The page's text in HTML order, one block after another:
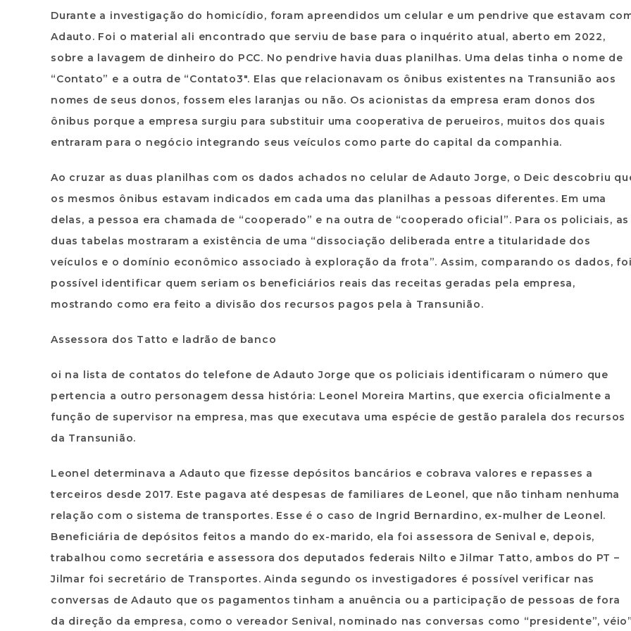
Durante a investigação do homicídio, foram apreendidos um celular e um pendrive que estavam
Adauto. Foi o material ali encontrado que serviu de base para o inquérito atual, aberto em 2022,
sobre a lavagem de dinheiro do PCC. No pendrive havia duas planilhas. Uma delas tinha o nome de
“Contato” e a outra de “Contato3″. Elas que relacionavam os ônibus existentes na Transunião aos
nomes de seus donos, fossem eles laranjas ou não. Os acionistas da empresa eram donos dos
ônibus porque a empresa surgiu para substituir uma cooperativa de perueiros, muitos dos quais
entraram para o negócio integrando seus veículos como parte do capital da companhia.
Ao cruzar as duas planilhas com os dados achados no celular de Adauto Jorge, o Deic descobriu
os mesmos ônibus estavam indicados em cada uma das planilhas a pessoas diferentes. Em uma
delas, a pessoa era chamada de “cooperado” e na outra de “cooperado oficial”. Para os policiais, as
duas tabelas mostraram a existência de uma “dissociação deliberada entre a titularidade dos
veículos e o domínio econômico associado à exploração da frota”. Assim, comparando os dados, foi
possível identificar quem seriam os beneficiários reais das receitas geradas pela empresa,
mostrando como era feito a divisão dos recursos pagos pela à Transunião.
Assessora dos Tatto e ladrão de banco
oi na lista de contatos do telefone de Adauto Jorge que os policiais identificaram o número que
pertencia a outro personagem dessa história: Leonel Moreira Martins, que exercia oficialmente a
função de supervisor na empresa, mas que executava uma espécie de gestão paralela dos recursos
da Transunião.
Leonel determinava a Adauto que fizesse depósitos bancários e cobrava valores e repasses a
terceiros desde 2017. Este pagava até despesas de familiares de Leonel, que não tinham nenhuma
relação com o sistema de transportes. Esse é o caso de Ingrid Bernardino, ex-mulher de Leonel.
Beneficiária de depósitos feitos a mando do ex-marido, ela foi assessora de Senival e, depois,
trabalhou como secretária e assessora dos deputados federais Nilto e Jilmar Tatto, ambos do PT –
Jilmar foi secretário de Transportes. Ainda segundo os investigadores é possível verificar nas
conversas de Adauto que os pagamentos tinham a anuência ou a participação de pessoas de fora
da direção da empresa, como o vereador Senival, nominado nas conversas como “presidente”, véio”